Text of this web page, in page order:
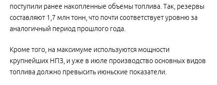
поступили ранее накопленные объемы топлива. Так, резервы
составляют 1,7 млн тонн, что почти соответствует уровню за
аналогичный период прошлого года.
Кроме того, на максимуме используются мощности
крупнейших НПЗ, и уже в июле производство основных видов
топлива должно превысить июньские показатели.